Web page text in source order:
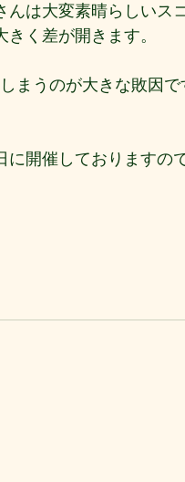
んは大変素晴らしいス
く差が開きます。
まうのが大きな敗因で
開催しておりますの